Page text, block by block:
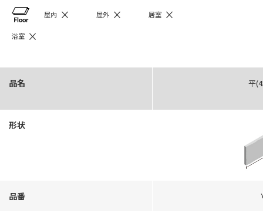
屋内 × 屋外 × 居室 ×
浴室 ×
品名 平
形状
品番